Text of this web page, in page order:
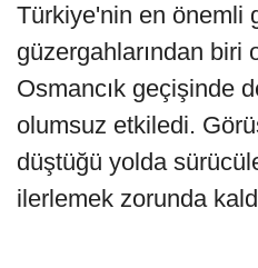
Türkiye'nin en önemli
güzergahlarından biri
Osmancık geçişinde
olumsuz etkiledi.
düştüğü yolda
ilerlemek zorunda